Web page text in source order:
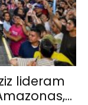
lideram